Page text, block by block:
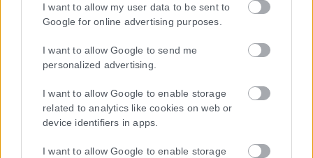
I want to allow my user data to be sent to
Google for online advertising purposes.
I want to allow Google to send me
personalized advertising.
I want to allow Google to enable storage
related to analytics like cookies on web or
device identifiers in apps.
I want to allow Google to enable storage